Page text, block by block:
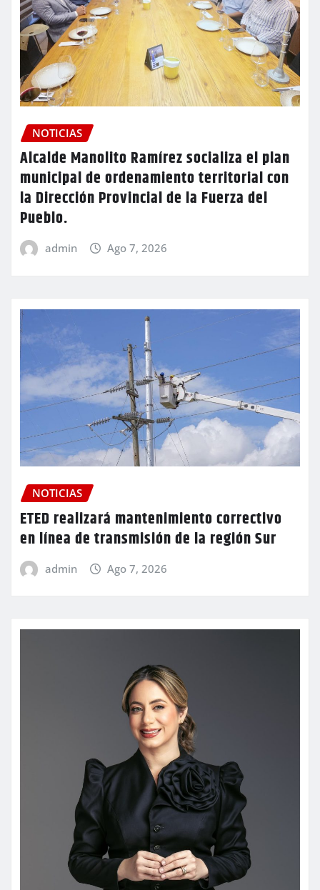
NOTICIAS
Alcalde Manolito Ramírez socializa el plan
municipal de ordenamiento territorial con
la Dirección Provincial de la Fuerza del
Pueblo.
admin Ago 7, 2026
NOTICIAS
ETED realizará mantenimiento correctivo
en línea de transmisión de la región Sur
admin Ago 7, 2026